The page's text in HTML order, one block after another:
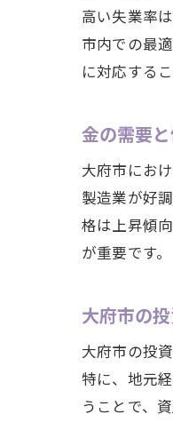
高い失業率
市内での最
に対応する
金の需要
大府市にお
製造業が好
格は上昇傾
が重要です。
大府市の
大府市の投
特に、地元
うことで、